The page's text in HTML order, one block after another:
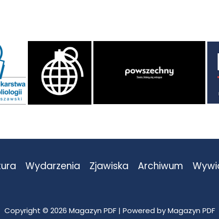
Wydarzenia Zjawiska Archiwum
Copyright © 2026 Magazyn PDF | Powered by Magazyn PDF